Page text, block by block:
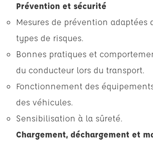
Prévention et sécurité
Mesures de prévention adaptées
types de risques.
Bonnes pratiques et
du conducteur lors du transport.
Fonctionnement des
des véhicules.
Sensibilisation à la sûreté.
Chargement, déchargement et